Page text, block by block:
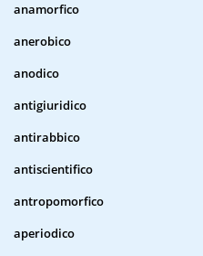
anamorfico
anerobico
anodico
antigiuridico
antirabbico
antiscientifico
antropomorfico
aperiodico